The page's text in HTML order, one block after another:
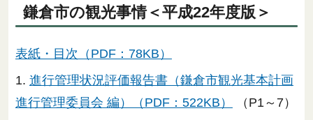
鎌倉市の観光事情＜平成22年度版＞
表紙・目次（PDF：78KB）
1. 進行管理状況評価報告書（鎌倉市観光基本計画
進行管理委員会 編）（PDF：522KB）
（P1～7）